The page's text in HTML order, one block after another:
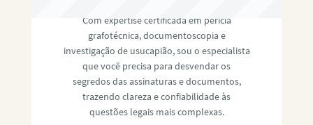
Com expertise certificada em perícia
grafotécnica, documentoscopia e
investigação de usucapião, sou o especialista
que você precisa para desvendar os
segredos das assinaturas e documentos,
trazendo clareza e confiabilidade às
questões legais mais complexas.